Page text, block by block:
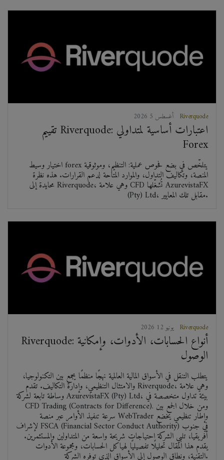
Riverquode
تقييم Riverquode: اعتبارات أساسية لمتداولي
Forex
اختيار وسيط forex يتلخّص في بضع فحوص عملية: التنظيم، وموثوقية
المنصة، وتكاليف التداول، والموارد المتاحة لدعم القرارات. هذه نظرة
محايدة إلى Riverquode، وهي علامة CFD تُشغّلها AzurevistaFX
(Pty) Ltd، مقابل تلك المعايير.
2026 يونيو 12 Riverquode
Riverquode: أنواع الحسابات، الأدوات، وإمكانية
الوصول
يتطلب التنقل في الأسواق المالية العالمية نهجًا منظمًا يجمع بين التكنولوجيا،
والامتثال التنظيمي، وإدارة التكاليف. تقدم Riverquode، وهي علامة
وساطة تابعة لشركة AzurevistaFX (Pty) Ltd، بيئة تداول متخصصة في
CFD Trading (Contracts for Difference). ومن خلال الجمع بين
سرعة تنفيذ الأوامر عبر منصة WebTrader وإطار تنظيمي يخضع
لإشراف FSCA (Financial Sector Conduct Authority) في جنوب
أفريقيا، تلبي الشركة احتياجات شريحة واسعة من المتداولين والمستثمرين.
يقدم هذا المقال تحليلًا تفصيليًا لهياكل الحسابات، ومجموعة الأدوات
التقنية، ونطاق الوصول إلى الأسواق الذي توفره الشركة.